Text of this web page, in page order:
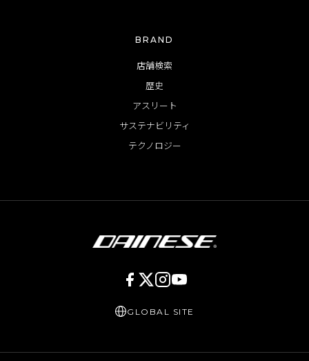
BRAND
店舗検索
歴史
アスリート
サステナビリティ
テクノロジー
GLOBAL SITE